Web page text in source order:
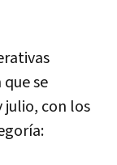
se
julio, con los